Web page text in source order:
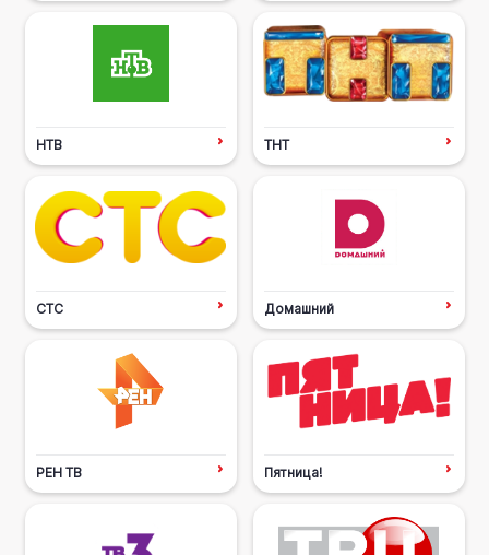
НТВ ТНТ
СТС Домашний
РЕН ТВ Пятница!